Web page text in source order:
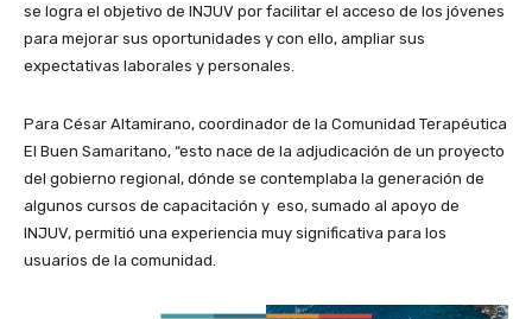
se logra el objetivo de INJUV por facilitar el acceso de los jóvenes
para mejorar sus oportunidades y con ello, ampliar sus
expectativas laborales y personales.
Para César Altamirano, coordinador de la Comunidad Terapéutica
El Buen Samaritano, “esto nace de la adjudicación de un proyecto
del gobierno regional, dónde se contemplaba la generación de
algunos cursos de capacitación y eso, sumado al apoyo de
INJUV, permitió una experiencia muy significativa para los
usuarios de la comunidad.